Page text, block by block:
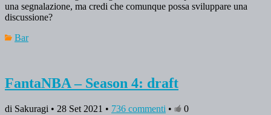
una segnalazione, ma credi che comunque possa sviluppare una
discussione?
Bar
FantaNBA – Season 4: draft
di Sakuragi • 28 Set 2021 • 736 commenti •
0